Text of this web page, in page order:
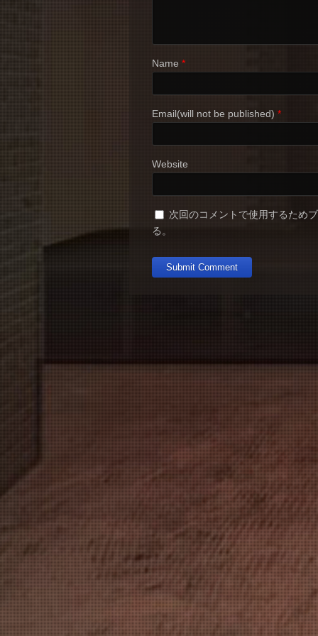
Name *
Email(will not be published) *
Website
次回のコメントで使用するため
る。